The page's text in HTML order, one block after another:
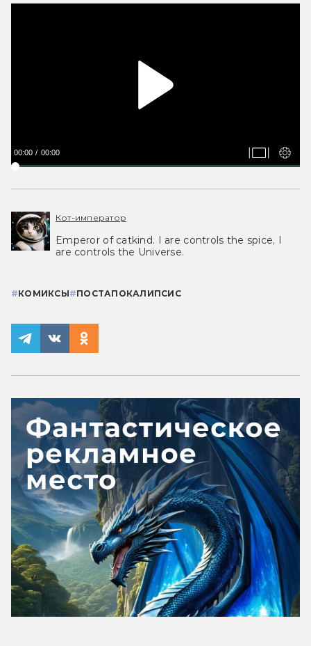
00:00 00:00
Кот-император
Emperor of catkind. I are controls the spice, I
are controls the Universe.
#КОМИКСЫ#ПОСТАПОКАЛИПСИС